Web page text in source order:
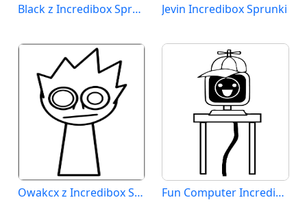
Black z Incredibox Sprunki Jevin Incredibox Sprunki
Owakcx z Incredibox Sprunki Fun Computer Incredibox Sprunki